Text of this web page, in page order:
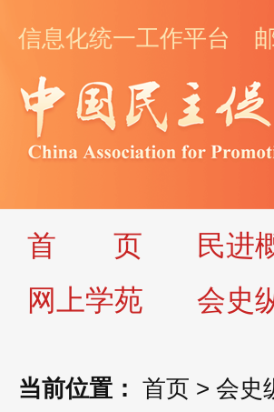
信息化统一工作平台
首 页 民进
网上学苑
会史
当前位置： 首页 > 会史